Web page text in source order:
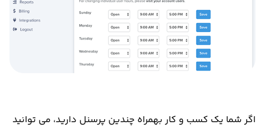
اگر شما یک کسب و کار بهمراه چندین پرسنل دارید، می توانید